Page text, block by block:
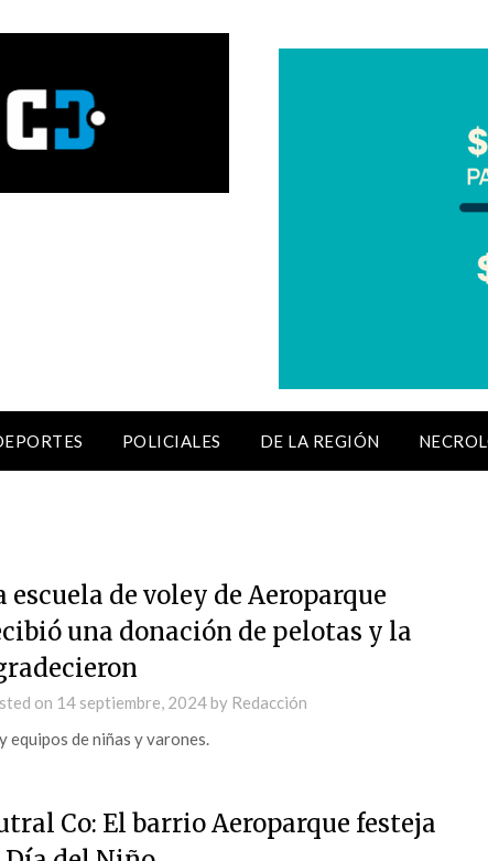
POLICIALES DE LA REGIÓN
escuela de voley de Aeroparque
una donación de pelotas y la
on 14 septiembre, 2024by Redacción
equipos de niñas y varones.
Co: El barrio Aeroparque festeja